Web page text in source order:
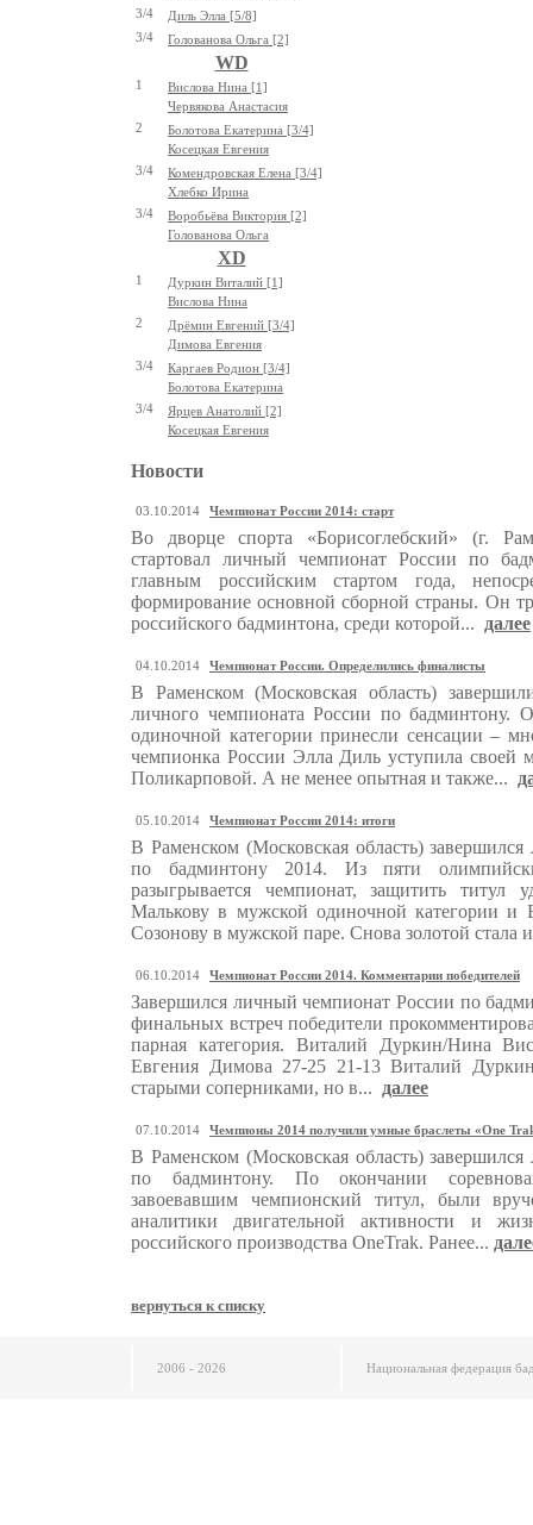
3/4
Диль Элла [5/8]
3/4
Голованова Ольга [2]
WD
1
Вислова Нина [1]
Червякова Анастасия
2
Болотова Екатерина [3/4]
Косецкая Евгения
3/4
Комендровская Елена [3/4]
Хлебко Ирина
3/4
Воробьёва Виктория [2]
Голованова Ольга
XD
1
Дуркин Виталий [1]
Вислова Нина
2
Дрёмин Евгений [3/4]
Димова Евгения
3/4
Каргаев Родион [3/4]
Болотова Екатерина
3/4
Ярцев Анатолий [2]
Косецкая Евгения
Новости
03.10.2014 Чемпионат России 2014: старт
Во дворце спорта «Борисоглебский» (г.
стартовал личный чемпионат России по
главным российским стартом года,
формирование основной сборной страны. Он
российского бадминтона, среди которой... далее
04.10.2014 Чемпионат России. Определились финалисты
В Раменском (Московская область)
личного чемпионата России по бадминтону.
одиночной категории принесли сенсации –
чемпионка России Элла Диль уступила своей
Поликарповой. А не менее опытная и также...
05.10.2014 Чемпионат России 2014: итоги
В Раменском (Московская область)
по бадминтону 2014. Из пяти
разыгрывается чемпионат, защитить титул
Малькову в мужской одиночной категории и
Созонову в мужской паре. Снова золотой
06.10.2014 Чемпионат России 2014. Комментарии победителей
Завершился личный чемпионат России по
финальных встреч победители
парная категория. Виталий Дуркин/Нина
Евгения Димова 27-25 21-13 Виталий
старыми соперниками, но в... далее
07.10.2014 Чемпионы 2014 получили умные браслеты «One
В Раменском (Московская область)
по бадминтону. По окончании
завоевавшим чемпионский титул, были
аналитики двигательной активности и
российского производства OneTrak. Ранее...
вернуться к списку
2006 - 2026 Национальная федерация